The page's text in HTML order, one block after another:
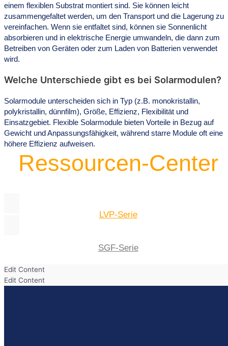
einem flexiblen Substrat montiert sind. Sie können leicht
zusammengefaltet werden, um den Transport und die Lagerung zu
vereinfachen. Wenn sie entfaltet sind, können sie Sonnenlicht
absorbieren und in elektrische Energie umwandeln, die dann zum
Betreiben von Geräten oder zum Laden von Batterien verwendet
wird.
Welche Unterschiede gibt es bei Solarmodulen?
Solarmodule unterscheiden sich in Typ (z.B. monokristallin,
polykristallin, dünnfilm), Größe, Effizienz, Flexibilität und
Einsatzgebiet. Flexible Solarmodule bieten Vorteile in Bezug auf
Gewicht und Anpassungsfähigkeit, während starre Module oft eine
höhere Effizienz aufweisen.
Ressourcen-Center
LVP-Serie
SGF-Serie
Edit Content
Edit Content